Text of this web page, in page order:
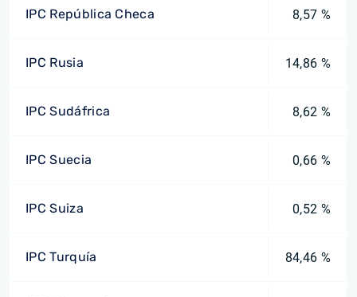
IPC República Checa 8,57 %
IPC Rusia 14,86 %
IPC Sudáfrica 8,62 %
IPC Suecia 0,66 %
IPC Suiza 0,52 %
IPC Turquía 84,46 %